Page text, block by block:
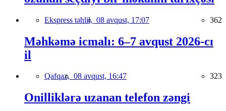
Ekspress təhlil, 08 avqust, 17:07 362
Məhkəmə icmalı: 6–7 avqust 2026-cı
il
Qafqaz, 08 avqust, 16:47 323
Onilliklərə uzanan telefon zəngi